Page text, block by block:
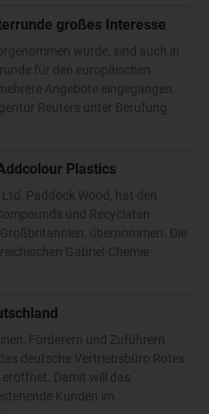
großes Interesse
wurde, sind auch in
für den europäischen
Angebote eingegangen.
Reuters unter Berufung
Plastics
Paddock Wood, hat den
und Recyclaten
übernommen. Die
Gabriel-Chemie
Förderern und Zuführern
deutsche Vertriebsbüro Rotex
eröffnet. Damit will das
Kunden im